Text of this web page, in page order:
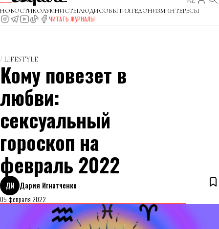
НОВОСТИКОЛУМНИСТЫЛЮДИСОБЫТИЯГЕДОНИЗМИНТЕРЕСЫ
ЧИТАТЬ ЖУРНАЛЫ
LIFESTYLE
Кому повезет в
любви:
сексуальный
гороскоп на
февраль 2022
ДИ Дария Игнатченко
05 февраля 2022